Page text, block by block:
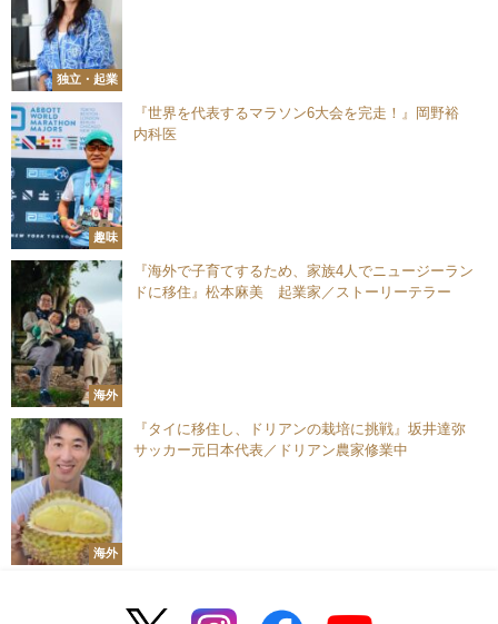
独立・起業
趣味
『世界を代表するマラソン6大会を完走！』岡野裕
内科医
海外
『海外で子育てするため、家族4人でニュージーラン
ドに移住』松本麻美 起業家／ストーリーテラー
海外
『タイに移住し、ドリアンの栽培に挑戦』坂井達弥
サッカー元日本代表／ドリアン農家修業中